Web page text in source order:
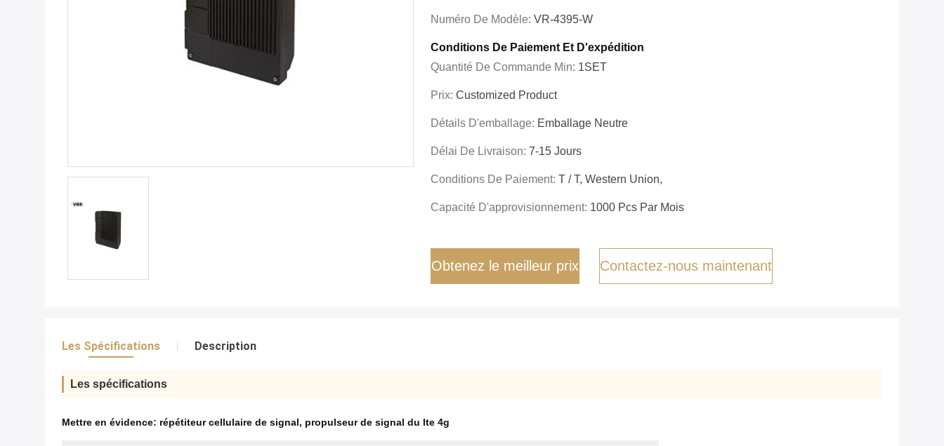
Numéro De Modèle: VR-4395-W
Conditions De Paiement Et D'expédition
Quantité De Commande Min: 1SET
Prix: Customized Product
Détails D'emballage: Emballage Neutre
Délai De Livraison: 7-15 Jours
Conditions De Paiement: T / T, Western Union,
Capacité D'approvisionnement: 1000 Pcs Par Mois
Obtenez le meilleur prix Contactez-nous maintenant
Les Spécifications Description
Les spécifications
Mettre en évidence: répétiteur cellulaire de signal, propulseur de signal du lte 4g